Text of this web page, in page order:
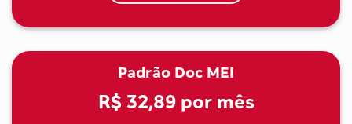
Padrão Doc MEI
R$ 32,89por mês